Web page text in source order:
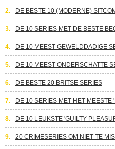
2. DE BESTE 10 (MODERNE)
3. DE 10 SERIES MET DE BESTE
4. DE 10 MEEST GEWELDDADIGE
5. DE 10 MEEST ONDERSCHATTE
6. DE BESTE 20 BRITSE SERIES
7. DE 10 SERIES MET HET
8. DE 10 LEUKSTE 'GUILTY
9. 20 CRIMESERIES OM NIET TE